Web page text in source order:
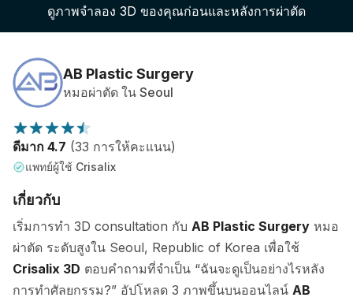
แผน
ความคิดเห็นของคนไข้
ดูภาพจำลอง 3D ของคุณก่อนและหลังการผ่าตัด
AB Plastic Surgery
หมอผ่าตัด ใน Seoul
ดีมาก 4.7 (33 การให้คะแนน)
แพทย์ผู้ใช้ Crisalix
เกี่ยวกับ
เริ่มการทำ 3D consultation กับ AB Plastic Surgery หมอ
ผ่าตัด ระดับสูงใน Seoul, Republic of Korea เพื่อใช้
Crisalix 3D ตอบคำถามที่จำเป็น “ฉันจะดูเป็นอย่างไรหลัง
การทำศัลยกรรม?” อัปโหลด 3 ภาพขึ้นบนออนไลน์ AB